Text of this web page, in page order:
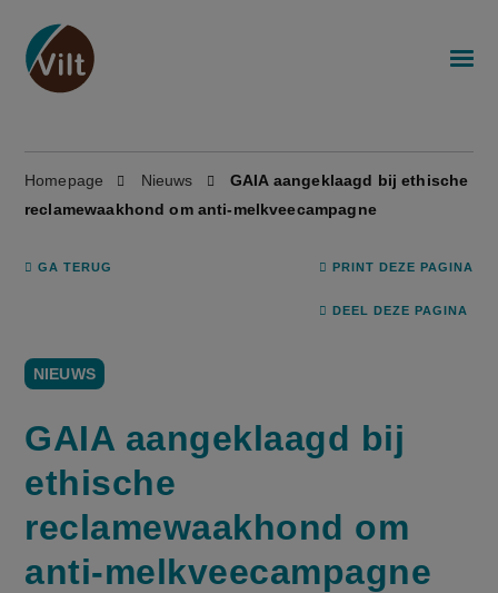
Homepage Nieuws
GAIA aangeklaagd bij ethische
reclamewaakhond om anti-melkveecampagne
GA TERUG PRINT DEZE PAGINA
DEEL DEZE PAGINA
NIEUWS
GAIA aangeklaagd bij
ethische
reclamewaakhond om
anti-melkveecampagne